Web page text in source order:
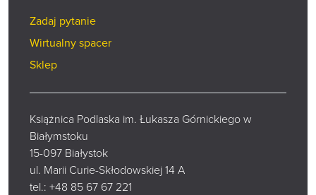
Zadaj pytanie
Wirtualny spacer
Sklep
Książnica Podlaska im. Łukasza Górnickiego w
Białymstoku
15-097 Białystok
ul. Marii Curie-Skłodowskiej 14 A
tel.: +48 85 67 67 221